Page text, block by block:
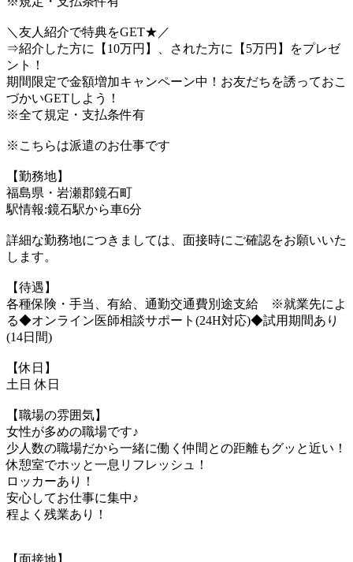
＼友人紹介で特典をGET★／
⇒紹介した方に【10万円】、された方に【5万円】をプレゼ
ント！
期間限定で金額増加キャンペーン中！お友だちを誘っておこ
づかいGETしよう！
※全て規定・支払条件有
※こちらは派遣のお仕事です
【勤務地】
福島県・岩瀬郡鏡石町
駅情報:鏡石駅から車6分
詳細な勤務地につきましては、面接時にご確認をお願いいた
します。
【待遇】
各種保険・手当、有給、通勤交通費別途支給 ※就業先によ
る◆オンライン医師相談サポート(24H対応)◆試用期間あり
(14日間)
【休日】
土日 休日
【職場の雰囲気】
女性が多めの職場です♪
少人数の職場だから一緒に働く仲間との距離もグッと近い！
休憩室でホッと一息リフレッシュ！
ロッカーあり！
安心してお仕事に集中♪
程よく残業あり！
【面接地】